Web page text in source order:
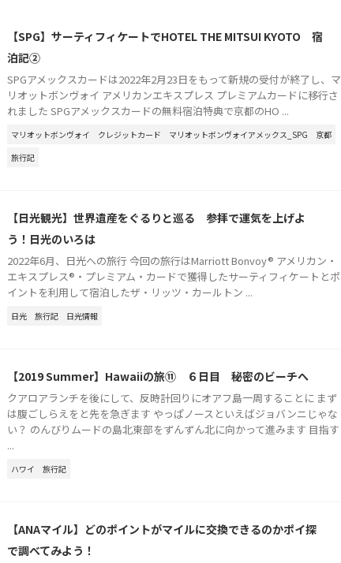
【SPG】サーティフィケートでHOTEL THE MITSUI KYOTO 宿
泊記②
SPGアメックスカードは2022年2月23日をもって新規の受付が終了し、マ
リオットボンヴォイ アメリカンエキスプレス プレミアムカードに移行さ
れました SPGアメックスカードの無料宿泊特典で京都のHO ...
マリオットボンヴォイ クレジットカード マリオットボンヴォイアメックス_SPG
京都
旅行記
【日光観光】世界遺産をぐるりと巡る 参拝で運気を上げよ
う！日光のいろは
2022年6月、日光への旅行 今回の旅行はMarriott Bonvoy® アメリカン・
エキスプレス®・プレミアム・カードで獲得したサーティフィケートとポ
イントを利用して宿泊したザ・リッツ・カールトン ...
日光 旅行記 日光情報
【2019 Summer】Hawaiiの旅⑪ ６日目 秘密のビーチへ
クアロアランチを後にして、反時計回りにオアフ島一周することに まず
は腹ごしらえをと先を急ぎます やっぱノースといえばジョバンニじゃな
い？ のんびりムードの島北東部をずんずん北に向かって進みます 目指す
...
ハワイ 旅行記
【ANAマイル】どのポイントがマイルに交換できるのかポイ探
で調べてみよう！